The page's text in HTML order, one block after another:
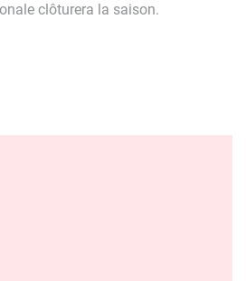
clôturera la saison.